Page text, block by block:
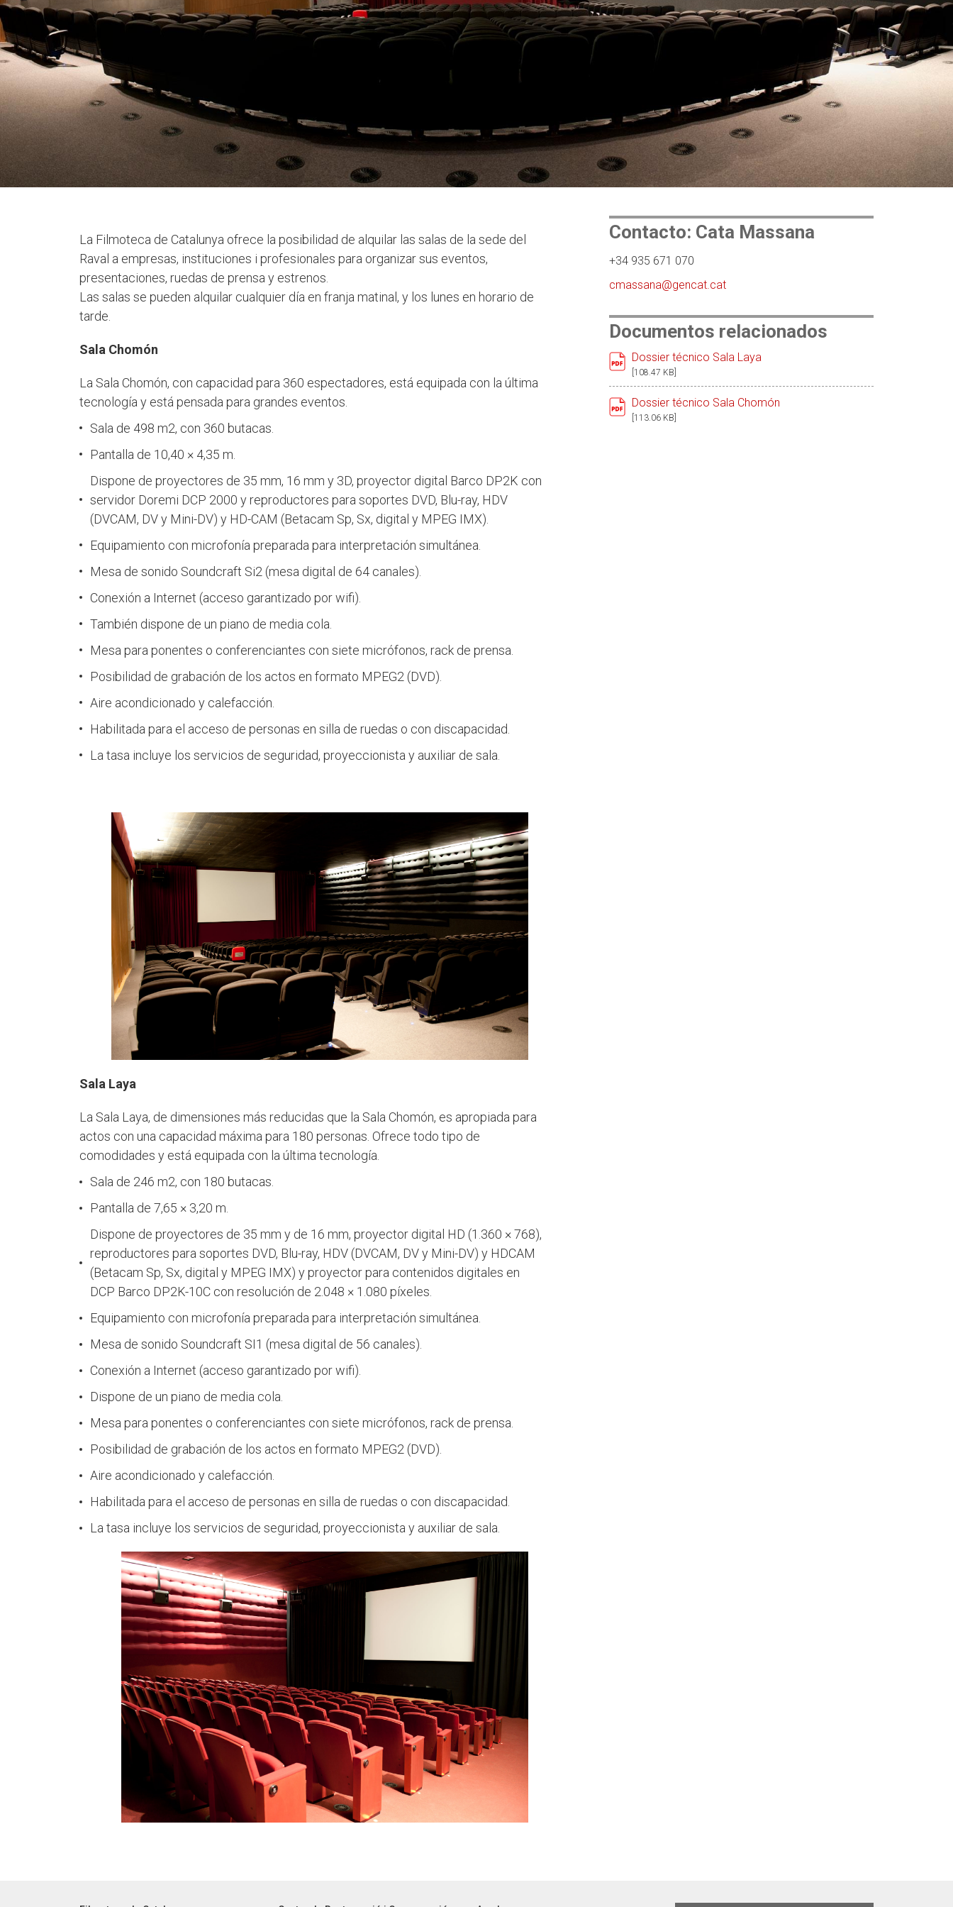
La Filmoteca de Catalunya ofrece la posibilidad de alquilar las salas de la sede del
Raval a empresas, instituciones i profesionales para organizar sus eventos,
presentaciones, ruedas de prensa y estrenos.
Las salas se pueden alquilar cualquier día en franja matinal, y los lunes en horario de
tarde.
Sala Chomón
La Sala Chomón, con capacidad para 360 espectadores, está equipada con la última
tecnología y está pensada para grandes eventos.
Sala de 498 m2, con 360 butacas.
Pantalla de 10,40 × 4,35 m.
Dispone de proyectores de 35 mm, 16 mm y 3D, proyector digital Barco DP2K con
servidor Doremi DCP 2000 y reproductores para soportes DVD, Blu-ray, HDV
(DVCAM, DV y Mini-DV) y HD-CAM (Betacam Sp, Sx, digital y MPEG IMX).
Equipamiento con microfonía preparada para interpretación simultánea.
Mesa de sonido Soundcraft Si2 (mesa digital de 64 canales).
Conexión a Internet (acceso garantizado por wifi).
También dispone de un piano de media cola.
Mesa para ponentes o conferenciantes con siete micrófonos, rack de prensa.
Posibilidad de grabación de los actos en formato MPEG2 (DVD).
Aire acondicionado y calefacción.
Habilitada para el acceso de personas en silla de ruedas o con discapacidad.
La tasa incluye los servicios de seguridad, proyeccionista y auxiliar de sala.
Sala Laya
La Sala Laya, de dimensiones más reducidas que la Sala Chomón, es apropiada para
actos con una capacidad máxima para 180 personas. Ofrece todo tipo de
comodidades y está equipada con la última tecnología.
Sala de 246 m2, con 180 butacas.
Pantalla de 7,65 × 3,20 m.
Dispone de proyectores de 35 mm y de 16 mm, proyector digital HD (1.360 × 768),
reproductores para soportes DVD, Blu-ray, HDV (DVCAM, DV y Mini-DV) y HDCAM
(Betacam Sp, Sx, digital y MPEG IMX) y proyector para contenidos digitales en
DCP Barco DP2K-10C con resolución de 2.048 × 1.080 píxeles.
Equipamiento con microfonía preparada para interpretación simultánea.
Mesa de sonido Soundcraft SI1 (mesa digital de 56 canales).
Conexión a Internet (acceso garantizado por wifi).
Dispone de un piano de media cola.
Mesa para ponentes o conferenciantes con siete micrófonos, rack de prensa.
Posibilidad de grabación de los actos en formato MPEG2 (DVD).
Aire acondicionado y calefacción.
Habilitada para el acceso de personas en silla de ruedas o con discapacidad.
La tasa incluye los servicios de seguridad, proyeccionista y auxiliar de sala.
Contacto: Cata Massana
+34 935 671 070
cmassana@gencat.cat
Documentos relacionados
Dossier técnico Sala Laya
[108.47 KB]
Dossier técnico Sala Chomón
[113.06 KB]